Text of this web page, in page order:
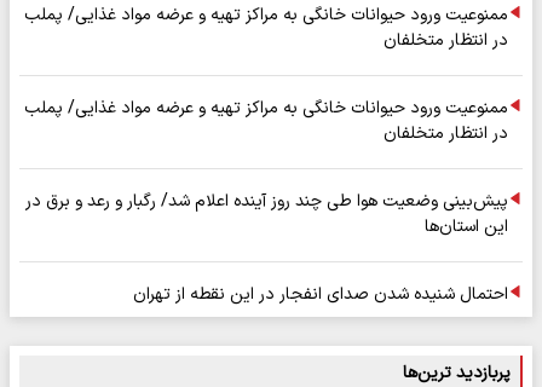
ممنوعیت ورود حیوانات خانگی به مراکز تهیه و عرضه مواد غذایی/ پملب
در انتظار متخلفان
ممنوعیت ورود حیوانات خانگی به مراکز تهیه و عرضه مواد غذایی/ پملب
در انتظار متخلفان
پیش‌بینی وضعیت هوا طی چند روز آینده اعلام شد/ رگبار و رعد و برق در
این استان‌ها
احتمال شنیده شدن صدای انفجار در این نقطه از تهران
پربازدید ترین‌ها